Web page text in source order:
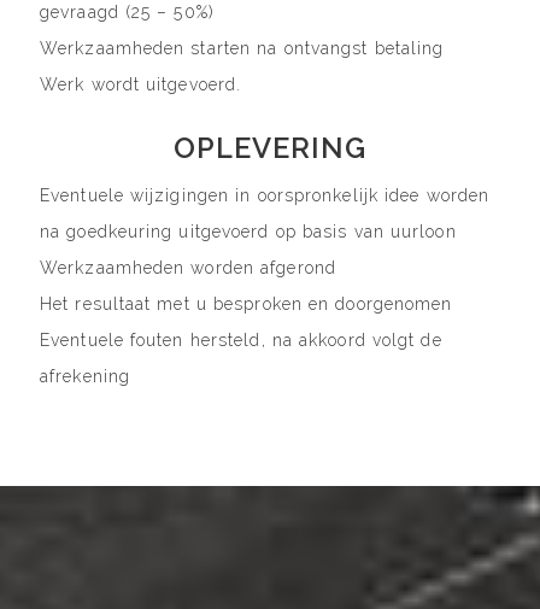
gevraagd (25 – 50%)
Werkzaamheden starten na ontvangst betaling
Werk wordt uitgevoerd.
OPLEVERING
Eventuele wijzigingen in oorspronkelijk idee worden
na goedkeuring uitgevoerd op basis van uurloon
Werkzaamheden worden afgerond
Het resultaat met u besproken en doorgenomen
Eventuele fouten hersteld, na akkoord volgt de
afrekening